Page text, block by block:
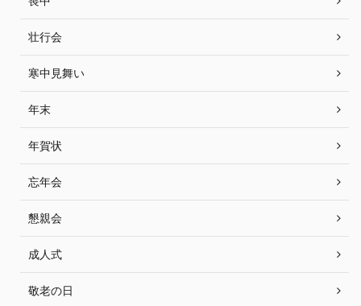
壮行会
寒中見舞い
年末
年賀状
忘年会
懇親会
成人式
敬老の日